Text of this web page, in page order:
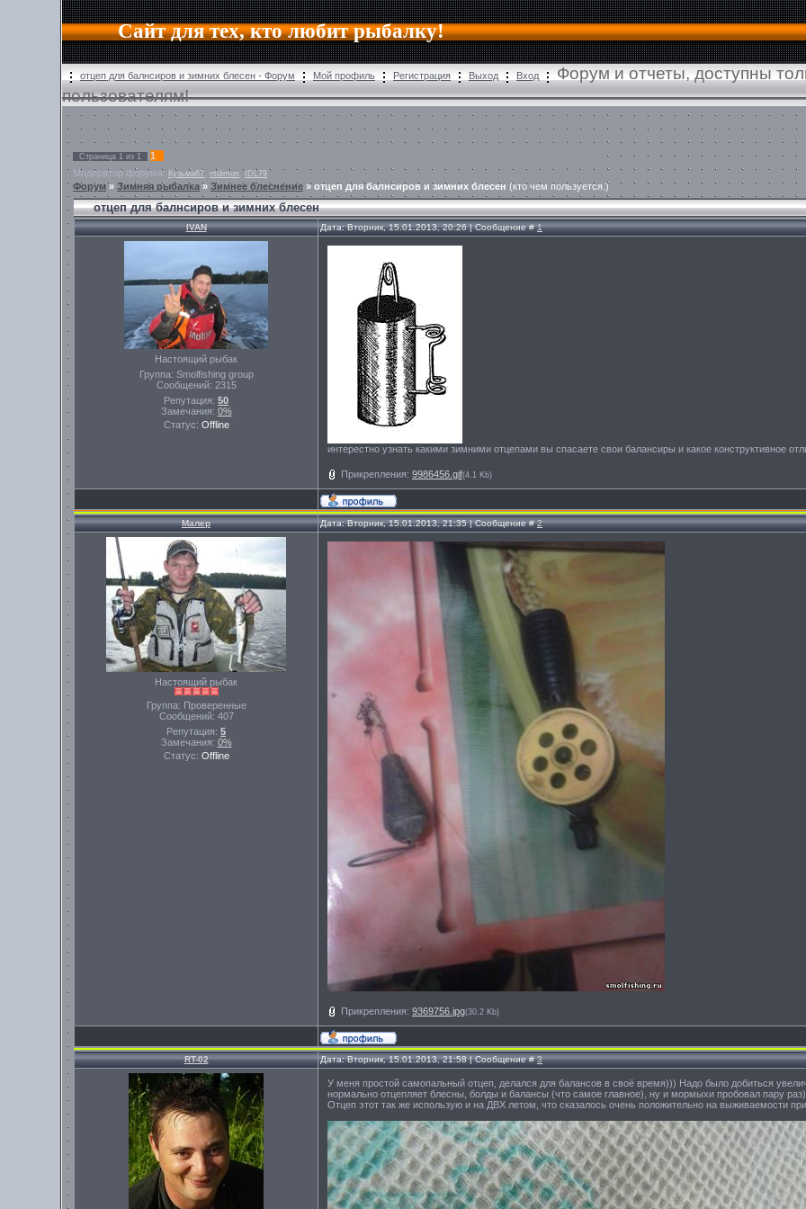
Сайт для тех, кто любит рыбалку!
отцеп для балнсиров и зимних блесен - Форум Мой профиль Регистрация Выход Вход
Форум и отчеты, доступны
пользователям!
Страница 1 из 1
1
Модератор форума: Кузьма67 ntdimon , IDL79
Форум» Зимняя рыбалка » Зимнее блеснение »отцеп для балнсиров и зимних блесен (кто чем пользуется.)
отцеп для балнсиров и зимних блесен
IVAN Дата: Вторник, 15.01.2013, 20:26 | Сообщение #1
Настоящий рыбак
Группа: Smolfishing group
Сообщений: 2315
Репутация: 50
Замечания: 0%
Статус: Offline
интерестно узнать какими зимними отцепами вы спасаете свои балансиры и какое конструктивное
Прикрепления: 9986456.gif(4.1 Kb)
Малер Дата: Вторник, 15.01.2013, 21:35 | Сообщение #2
Настоящий рыбак
Группа: Проверенные
Сообщений: 407
Репутация: 5
Замечания: 0%
Статус: Offline
Прикрепления: 9369756.jpg(30.2 Kb)
RT-02 Дата: Вторник, 15.01.2013, 21:58 | Сообщение #3
У меня простой самопальный отцеп, делался для балансов в своё время))) Надо было добиться
нормально отцепляет блесны, болды и балансы (что самое главное), ну и мормыхи пробовал пару
Отцеп этот так же использую и на ДВХ летом, что сказалось очень положительно на выживаемости